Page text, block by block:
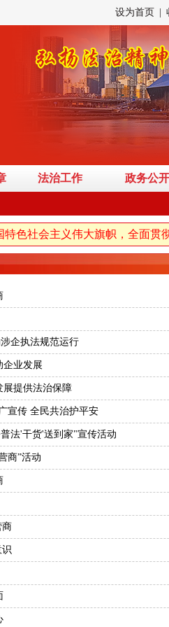
设为首页
法治工作 政务公开
色社会主义伟大旗帜，全面贯彻
企执法规范运行
企业发展
展提供法治保障
宣传 全民共治护平安
法'干货'送到家"宣传活动
商”活动
商